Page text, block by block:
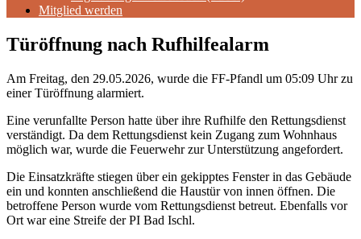
Mitglied werden
Türöffnung nach Rufhilfealarm
Am Freitag, den 29.05.2026, wurde die FF-Pfandl um 05:09 Uhr zu
einer Türöffnung alarmiert.
Eine verunfallte Person hatte über ihre Rufhilfe den Rettungsdienst
verständigt. Da dem Rettungsdienst kein Zugang zum Wohnhaus
möglich war, wurde die Feuerwehr zur Unterstützung angefordert.
Die Einsatzkräfte stiegen über ein gekipptes Fenster in das Gebäude
ein und konnten anschließend die Haustür von innen öffnen. Die
betroffene Person wurde vom Rettungsdienst betreut. Ebenfalls vor
Ort war eine Streife der PI Bad Ischl.